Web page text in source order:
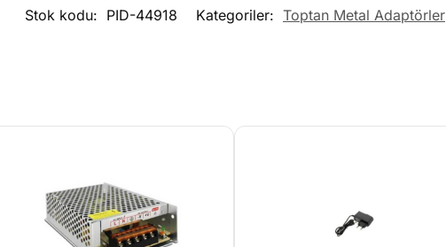
Stok kodu: PID-44918 Kategoriler: Toptan Metal Adaptörler